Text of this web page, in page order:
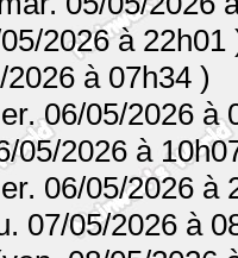
2026 à 22h01
à 07h34 )
06/05/2026 à
05/2026 à
06/05/2026 à
07/05/2026 à